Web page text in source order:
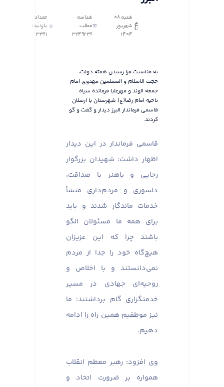
شنبه 08
شهریور
1404
شناسه
مطلب:
3249236
تعداد
بازدید :
3361
به مناسبت فرا رسیدن هفته دولت،
حجت الاسلام و المسلمین مهدوی امام
جمعه الوند و مهرعلیا فرمانده سپاه
ناحیه امام رضا(ع) شهرستان با ارسلان
قاسمی فرماندار البرز دیدار و گفت و گو
کردند.
قاسمی فرماندار در این دیدار
اظهار داشت: شهیدان بزرگوار
رجایی و باهنر با صداقت،
دلسوزی و مردم‌داری منشأ
خدمات ماندگار شدند و باید
برای همه ما مسئولان الگو
باشند چرا که این عزیزان
هیچ‌گاه خود را جدا از مردم
نمی‌دانستند و با اخلاص و
روحیه‌ای جهادی در مسیر
خدمتگزاری گام برداشتند؛ ما
نیز موظفیم همین راه را ادامه
دهیم.
وی افزود: رهبر معظم انقلاب
همواره بر ضرورت اتحاد و